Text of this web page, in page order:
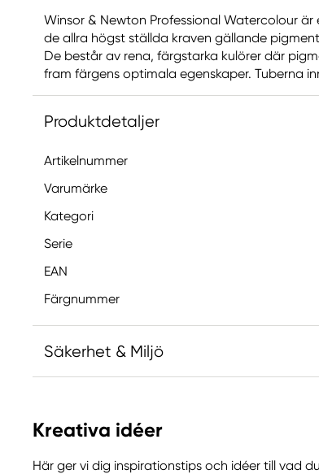
Winsor & Newton Professional Watercolour
de allra högst ställda kraven gällande
De består av rena, färgstarka kulörer där
fram färgens optimala egenskaper. Tuberna
Produktdetaljer
Artikelnummer
Varumärke
Kategori
Serie
EAN
Färgnummer
Säkerhet & Miljö
allergisk reaktion.
Innehåller 1,2-benzisotiazol-3(2H)-on
reaktion.
Kreativa idéer
Här ger vi dig inspirationstips och idéer till vad